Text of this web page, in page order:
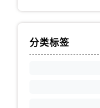
分类标签